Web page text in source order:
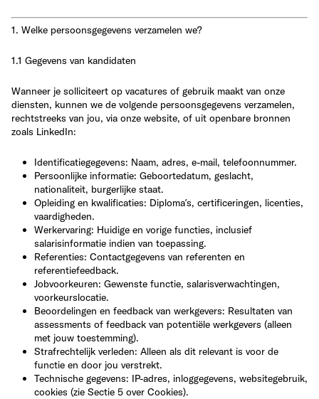
1. Welke persoonsgegevens verzamelen we?
1.1 Gegevens van kandidaten
Wanneer je solliciteert op vacatures of gebruik maakt van onze
diensten, kunnen we de volgende persoonsgegevens verzamelen,
rechtstreeks van jou, via onze website, of uit openbare bronnen
zoals LinkedIn:
Identificatiegegevens: Naam, adres, e-mail, telefoonnummer.
Persoonlijke informatie: Geboortedatum, geslacht,
nationaliteit, burgerlijke staat.
Opleiding en kwalificaties: Diploma’s, certificeringen, licenties,
vaardigheden.
Werkervaring: Huidige en vorige functies, inclusief
salarisinformatie indien van toepassing.
Referenties: Contactgegevens van referenten en
referentiefeedback.
Jobvoorkeuren: Gewenste functie, salarisverwachtingen,
voorkeurslocatie.
Beoordelingen en feedback van werkgevers: Resultaten van
assessments of feedback van potentiële werkgevers (alleen
met jouw toestemming).
Strafrechtelijk verleden: Alleen als dit relevant is voor de
functie en door jou verstrekt.
Technische gegevens: IP-adres, inloggegevens, websitegebruik,
cookies (zie Sectie 5 over Cookies).